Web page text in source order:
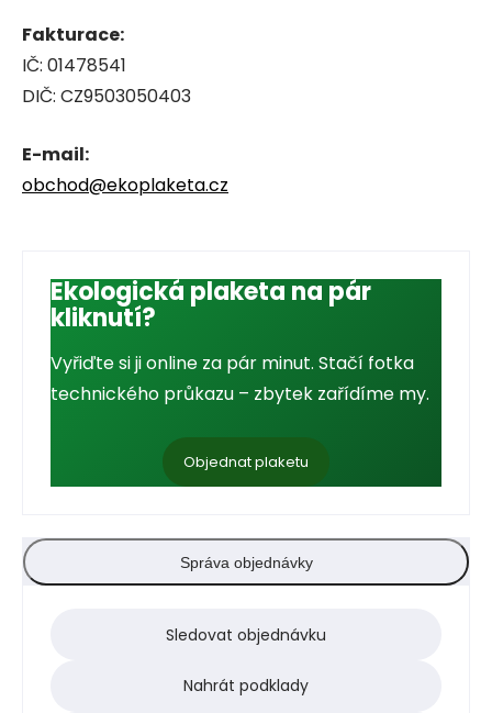
Fakturace:
IČ: 01478541
DIČ: CZ9503050403
E-mail:
obchod@ekoplaketa.cz
Ekologická plaketa na pár
kliknutí?
Vyřiďte si ji online za pár minut. Stačí fotka
technického průkazu – zbytek zařídíme my.
Objednat plaketu
Správa objednávky
Sledovat objednávku
Nahrát podklady